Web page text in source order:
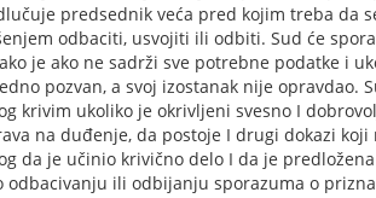
predsednik veća pred kojim treba da
odbaciti, usvojiti ili odbiti. Sud će
je ako ne sadrži sve potrebne podatke i
pozvan, a svoj izostanak nije opravdao.
krivim ukoliko je okrivljeni svesno I
na duđenje, da postoje I drugi dokazi
da je učinio krivično delo I da je
odbacivanju ili odbijanju sporazuma o